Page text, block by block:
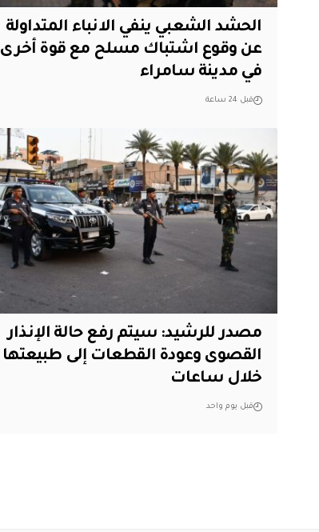
الحشد الشعبي ينفي الانباء المتداولة
عن وقوع اشتباك مسلح مع قوة أخرى
في مدينة سامراء
قبل 24 ساعة
مصدر للرشيد: سيتم رفع حالة الإنذار
القصوى وعودة القطعات إلى طبيعتها
خلال ساعات
قبل يوم واحد